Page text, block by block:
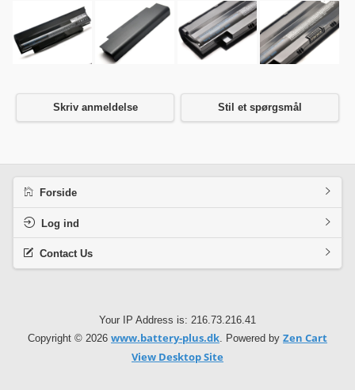
Skriv anmeldelse Stil et spørgsmål
Forside
Log ind
Contact Us
Your IP Address is: 216.73.216.41
Copyright © 2026 www.battery-plus.dk. Powered by Zen Cart
View Desktop Site